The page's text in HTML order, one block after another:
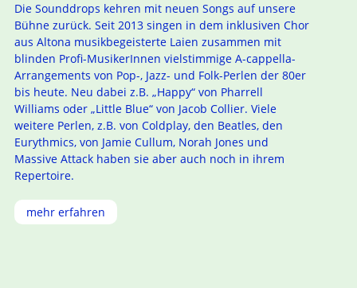
Die Sounddrops kehren mit neuen Songs auf unsere
Bühne zurück. Seit 2013 singen in dem inklusiven Chor
aus Altona musikbegeisterte Laien zusammen mit
blinden Profi-MusikerInnen vielstimmige A-cappella-
Arrangements von Pop-, Jazz- und Folk-Perlen der 80er
bis heute. Neu dabei z.B. „Happy“ von Pharrell
Williams oder „Little Blue“ von Jacob Collier. Viele
weitere Perlen, z.B. von Coldplay, den Beatles, den
Eurythmics, von Jamie Cullum, Norah Jones und
Massive Attack haben sie aber auch noch in ihrem
Repertoire.
mehr erfahren